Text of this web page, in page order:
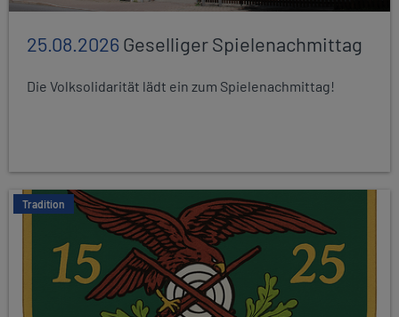
25.08.2026Geselliger Spielenachmittag
Die Volksolidarität lädt ein zum Spielenachmittag!
Tradition